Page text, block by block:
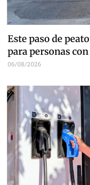
Este paso de
para personas
06/08/2026